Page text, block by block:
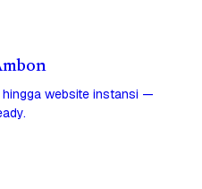
website instansi —